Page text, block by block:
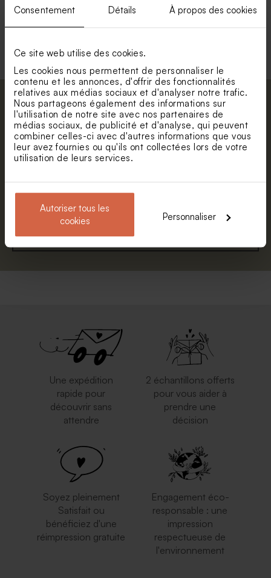
Consentement Détails À propos des cookies
Ce site web utilise des cookies.
Les cookies nous permettent de personnaliser le
contenu et les annonces, d'offrir des fonctionnalités
relatives aux médias sociaux et d'analyser notre trafic.
Nous partageons également des informations sur
l'utilisation de notre site avec nos partenaires de
médias sociaux, de publicité et d'analyse, qui peuvent
combiner celles-ci avec d'autres informations que vous
leur avez fournies ou qu'ils ont collectées lors de votre
utilisation de leurs services.
Autoriser tous les
cookies
Personnaliser
Abonnez-vous à la newsletter et restez
informé. Petite surprise : bénéficiez de 5%
de réduction.
Prénom
E-mail
S'abonner
Une expédition
rapide pour
découvrir sans
attendre
2 échantillons offerts
pour vous aider à
prendre une
décision
Soyez pleinement
Satisfait ou
bénéficiez d'une
réimpression gratuite
Engagement éco-
responsable : une
impression
respectueuse de
l'environnement